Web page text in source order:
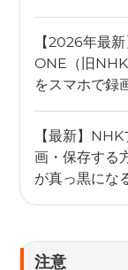
法を徹底解説
【2026年最
ONE（旧NHK
をスマホで録
の原因と安定
ツ
【最新】
画・保存する
が真っ黒にな
注意